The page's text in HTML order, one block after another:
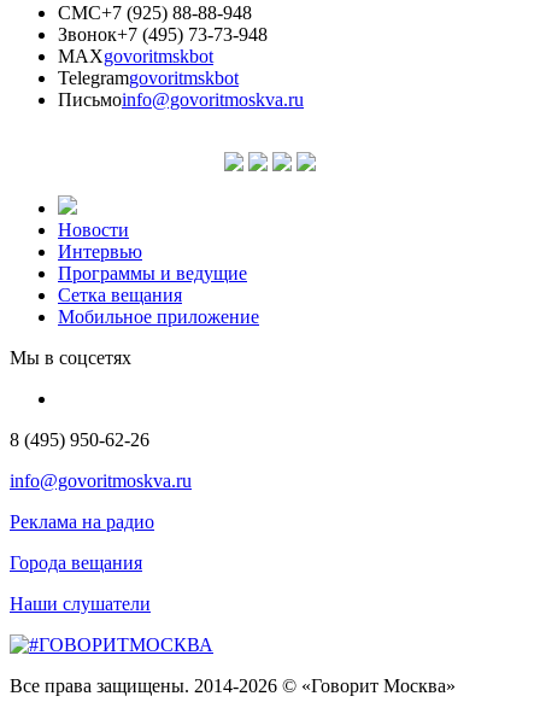
СМС+7 (925) 88-88-948
Звонок+7 (495) 73-73-948
MAXgovoritmskbot
Telegramgovoritmskbot
Письмоinfo@govoritmoskva.ru
Новости
Интервью
Программы и ведущие
Сетка вещания
Мобильное приложение
Мы в соцсетях
8 (495) 950-62-26
info@govoritmoskva.ru
Реклама на радио
Города вещания
Наши слушатели
Все права защищены. 2014-2026 © «Говорит Москва»